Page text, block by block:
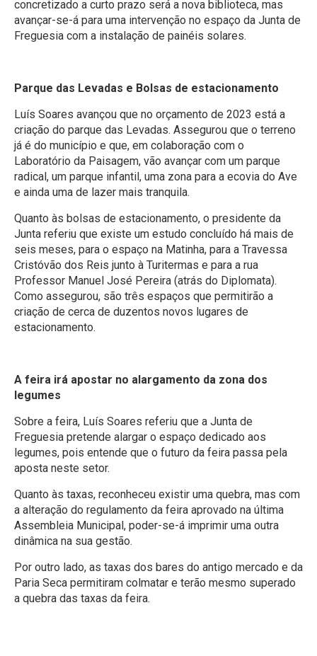
concretizado a curto prazo será a nova biblioteca, mas
avançar-se-á para uma intervenção no espaço da Junta de
Freguesia com a instalação de painéis solares.
Parque das Levadas e Bolsas de estacionamento
Luís Soares avançou que no orçamento de 2023 está a
criação do parque das Levadas. Assegurou que o terreno
já é do município e que, em colaboração com o
Laboratório da Paisagem, vão avançar com um parque
radical, um parque infantil, uma zona para a ecovia do Ave
e ainda uma de lazer mais tranquila.
Quanto às bolsas de estacionamento, o presidente da
Junta referiu que existe um estudo concluído há mais de
seis meses, para o espaço na Matinha, para a Travessa
Cristóvão dos Reis junto à Turitermas e para a rua
Professor Manuel José Pereira (atrás do Diplomata).
Como assegurou, são três espaços que permitirão a
criação de cerca de duzentos novos lugares de
estacionamento.
A feira irá apostar no alargamento da zona dos
legumes
Sobre a feira, Luís Soares referiu que a Junta de
Freguesia pretende alargar o espaço dedicado aos
legumes, pois entende que o futuro da feira passa pela
aposta neste setor.
Quanto às taxas, reconheceu existir uma quebra, mas com
a alteração do regulamento da feira aprovado na última
Assembleia Municipal, poder-se-á imprimir uma outra
dinâmica na sua gestão.
Por outro lado, as taxas dos bares do antigo mercado e da
Paria Seca permitiram colmatar e terão mesmo superado
a quebra das taxas da feira.